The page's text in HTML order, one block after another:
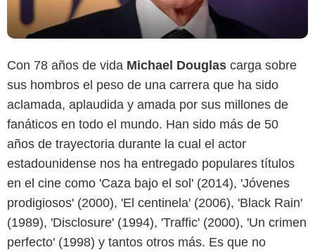
Con 78 años de vida Michael Douglas carga sobre
sus hombros el peso de una carrera que ha sido
aclamada, aplaudida y amada por sus millones de
fanáticos en todo el mundo. Han sido más de 50
años de trayectoria durante la cual el actor
estadounidense nos ha entregado populares títulos
en el cine como 'Caza bajo el sol' (2014), 'Jóvenes
prodigiosos' (2000), 'El centinela' (2006), 'Black Rain'
(1989), 'Disclosure' (1994), 'Traffic' (2000), 'Un crimen
perfecto' (1998) y tantos otros más. Es que no